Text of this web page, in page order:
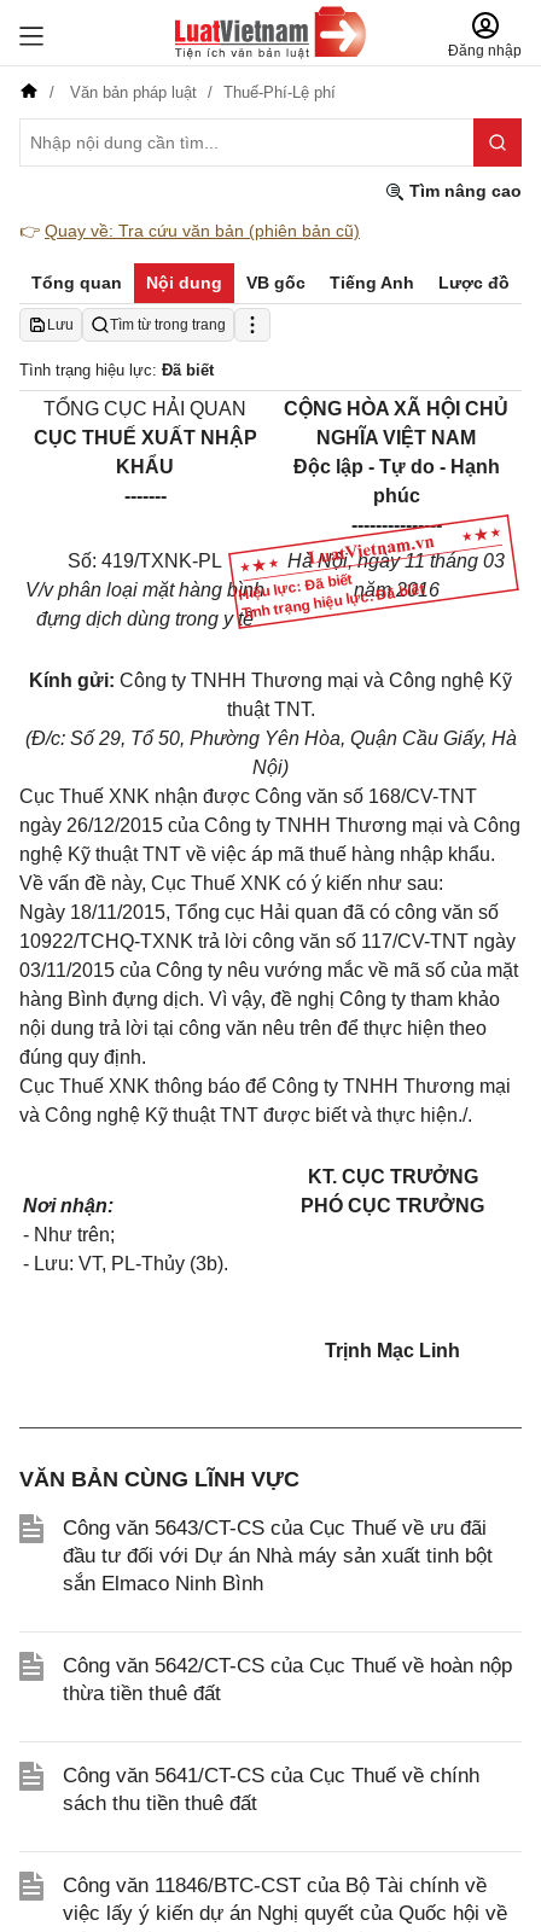
Đăng nhập
Văn bản pháp luật Thuế-Phí-Lệ phí
Tìm nâng cao
👉 Quay về: Tra cứu văn bản (phiên bản cũ)
Tổng quan Nội dung VB gốc Tiếng Anh Lược đồ
Lưu Tìm từ trong trang
Tình trạng hiệu lực: Đã biết
Hiệu lực: Đã biết
Tình trạng hiệu lực: Đã biết
TỔNG CỤC HẢI QUAN
CỤC THUẾ XUẤT NHẬP
KHẨU
-------
CỘNG HÒA XÃ HỘI CHỦ
NGHĨA VIỆT NAM
Độc lập - Tự do - Hạnh
phúc
---------------
Số: 419/TXNK-PL
V/v phân loại mặt hàng bình
đựng dịch dùng trong y tế
Hà Nội, ngày 11tháng 03
năm 2016
Kính gửi: Công ty TNHH Thương mại và Công nghệ Kỹ
thuật TNT.
(Đ/c: Số29, Tổ 50, Phường Yên Hòa, Quận Cầu Giấy, Hà
Nội)
Cục Thuế XNK nhận được Công văn số 168/CV-TNT
ngày 26/12/2015 của Công ty TNHH Thương mại và Công
nghệ Kỹ thuật TNT về việc áp mã thuế hàng nhập khẩu.
Về vấn đề này, Cục Thuế XNK có ý kiến như sau:
Ngày 18/11/2015, Tổng cục Hải quan đã có công văn số
10922/TCHQ-TXNK trả lời công văn số 117/CV-TNT ngày
03/11/2015 của Công ty nêu vướng mắc về mã số của mặt
hàng Bình đựng dịch. Vì vậy, đề nghị Công ty tham khảo
nội dung trả lời tại công văn nêu trên để thực hiện theo
đúng quy định.
Cục Thuế XNK thông báo để Công ty TNHH Thương mại
và Công nghệ Kỹ thuật TNT được biết và thực hiện./.
Nơi nhận:
- Như trên;
- Lưu: VT, PL-Thủy (3b).
KT. CỤC TRƯỞNG
PHÓ CỤC TRƯỞNG
Trịnh Mạc Linh
VĂN BẢN CÙNG LĨNH VỰC
Công văn 5643/CT-CS của Cục Thuế về ưu đãi
đầu tư đối với Dự án Nhà máy sản xuất tinh bột
sắn Elmaco Ninh Bình
Công văn 5642/CT-CS của Cục Thuế về hoàn nộp
thừa tiền thuê đất
Công văn 5641/CT-CS của Cục Thuế về chính
sách thu tiền thuê đất
Công văn 11846/BTC-CST của Bộ Tài chính về
việc lấy ý kiến dự án Nghị quyết của Quốc hội về